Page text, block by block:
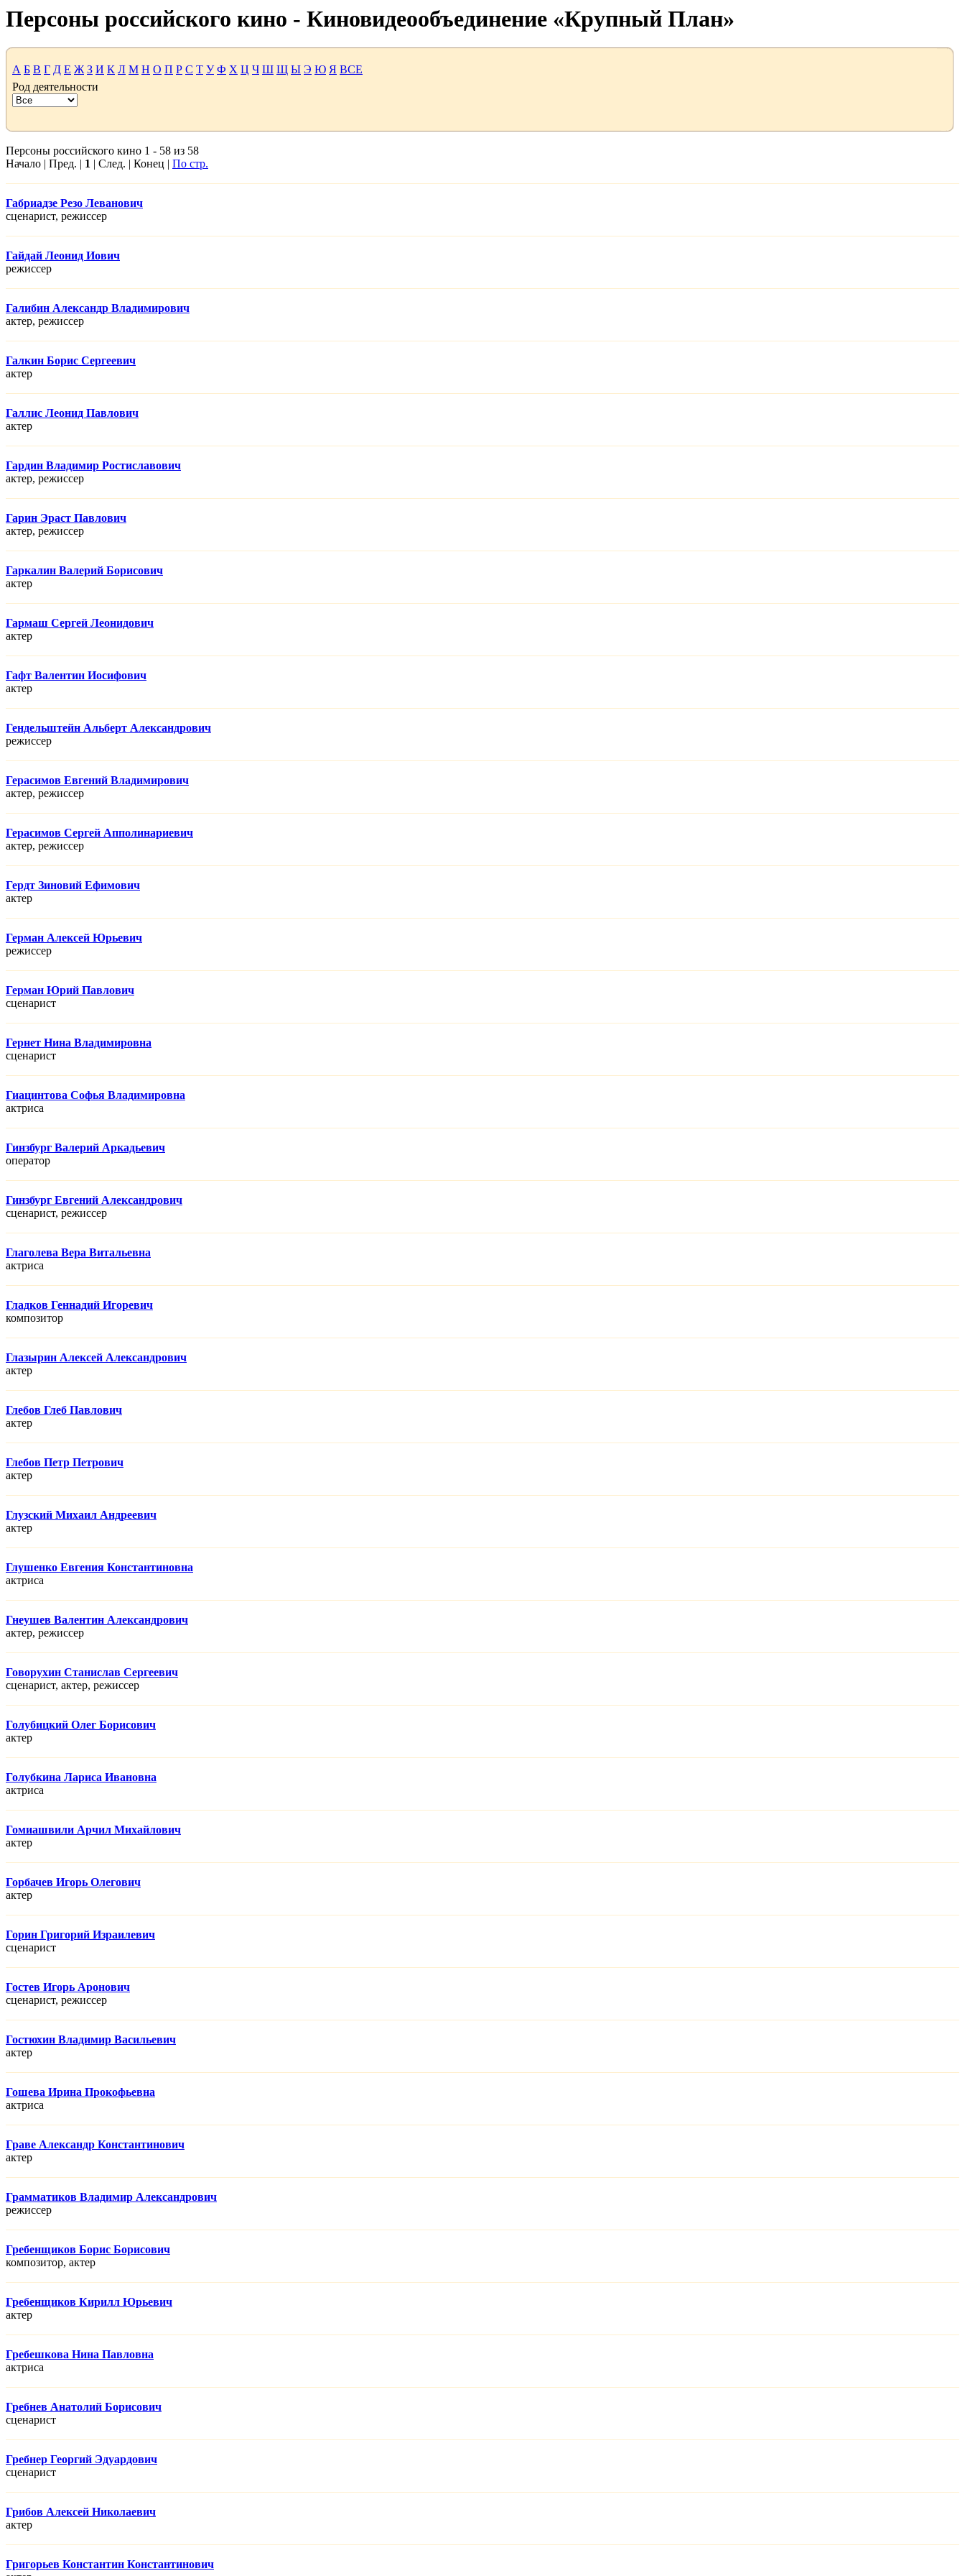
Персоны российского кино - Киновидеообъединение «Крупный План»
А Б В Г Д Е Ж З И К Л М Н О П Р С Т У Ф Х Ц Ч Ш Щ Ы Э Ю Я ВСЕ
Род деятельности
Персоны российского кино 1 - 58 из 58
Начало | Пред. | 1 | След. | Конец | По стр.
Габриадзе Резо Леванович
сценарист, режисcер
Гайдай Леонид Иович
режисcер
Галибин Александр Владимирович
актер, режисcер
Галкин Борис Сергеевич
актер
Галлис Леонид Павлович
актер
Гардин Владимир Ростиславович
актер, режисcер
Гарин Эраст Павлович
актер, режисcер
Гаркалин Валерий Борисович
актер
Гармаш Сергей Леонидович
актер
Гафт Валентин Иосифович
актер
Гендельштейн Альберт Александрович
режисcер
Герасимов Евгений Владимирович
актер, режисcер
Герасимов Сергей Апполинариевич
актер, режисcер
Гердт Зиновий Ефимович
актер
Герман Алексей Юрьевич
режисcер
Герман Юрий Павлович
сценарист
Гернет Нина Владимировна
сценарист
Гиацинтова Софья Владимировна
актриса
Гинзбург Валерий Аркадьевич
оператор
Гинзбург Евгений Александрович
сценарист, режисcер
Глаголева Вера Витальевна
актриса
Гладков Геннадий Игоревич
композитор
Глазырин Алексей Александрович
актер
Глебов Глеб Павлович
актер
Глебов Петр Петрович
актер
Глузский Михаил Андреевич
актер
Глушенко Евгения Константиновна
актриса
Гнеушев Валентин Александрович
актер, режисcер
Говорухин Станислав Сергеевич
сценарист, актер, режисcер
Голубицкий Олег Борисович
актер
Голубкина Лариса Ивановна
актриса
Гомиашвили Арчил Михайлович
актер
Горбачев Игорь Олегович
актер
Горин Григорий Израилевич
сценарист
Гостев Игорь Аронович
сценарист, режисcер
Гостюхин Владимир Васильевич
актер
Гошева Ирина Прокофьевна
актриса
Граве Александр Константинович
актер
Грамматиков Владимир Александрович
режисcер
Гребенщиков Борис Борисович
композитор, актер
Гребенщиков Кирилл Юрьевич
актер
Гребешкова Нина Павловна
актриса
Гребнев Анатолий Борисович
сценарист
Гребнер Георгий Эдуардович
сценарист
Грибов Алексей Николаевич
актер
Григорьев Константин Константинович